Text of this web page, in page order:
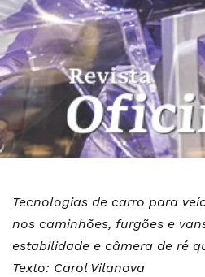
Tecnologias de carro para
nos caminhões, furgões e
estabilidade e câmera de ré
Texto: Carol Vilanova